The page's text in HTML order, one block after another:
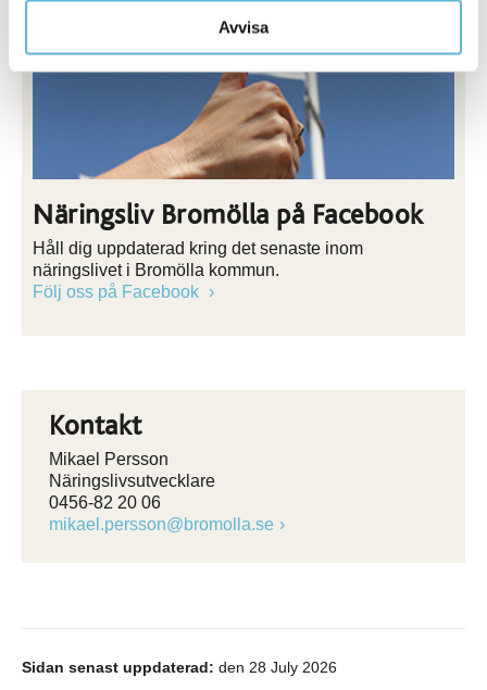
Avvisa
Näringsliv Bromölla på Facebook
Håll dig uppdaterad kring det senaste inom
näringslivet i Bromölla kommun.
Följ oss på Facebook
Kontakt
Mikael Persson
Näringslivsutvecklare
0456-82 20 06
mikael.persson@bromolla.se
Sidan senast uppdaterad: den 28 July 2026